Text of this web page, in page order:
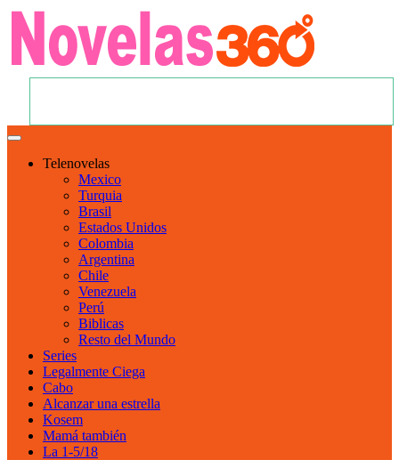
Telenovelas
Mexico
Turquia
Brasil
Estados Unidos
Colombia
Argentina
Chile
Venezuela
Perú
Biblicas
Resto del Mundo
Series
Legalmente Ciega
Cabo
Alcanzar una estrella
Kosem
Mamá también
La 1-5/18